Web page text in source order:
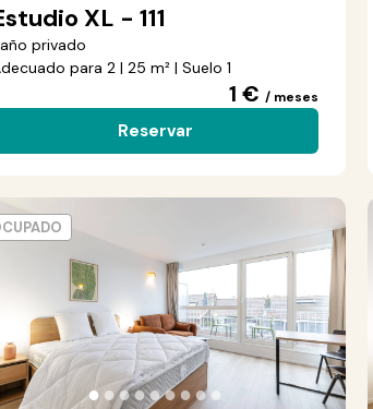
XL - 111
privado
para 2 | 25 m² | Suelo 1
1 € / meses
Reservar
●●●●●●●●●